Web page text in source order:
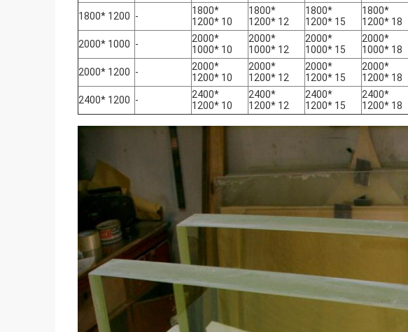
1800* 1200 -
1800*
1200* 10
1800*
1200* 12
1800*
1200* 15
1800*
1200* 18
2000* 1000 -
2000*
1000* 10
2000*
1000* 12
2000*
1000* 15
2000*
1000* 18
2000* 1200 -
2000*
1200* 10
2000*
1200* 12
2000*
1200* 15
2000*
1200* 18
2400* 1200 -
2400*
1200* 10
2400*
1200* 12
2400*
1200* 15
2400*
1200* 18